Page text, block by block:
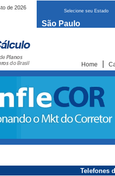
Selecione seu Estado
São Paulo
Home
de 2026
Telefones